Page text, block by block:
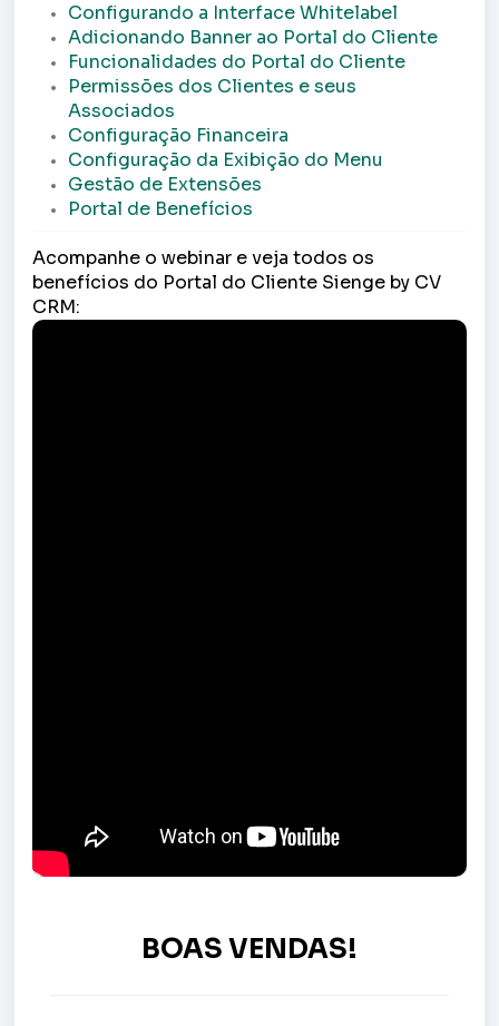
Configurando a Interface Whitelabel
Adicionando Banner ao Portal do Cliente
Funcionalidades do Portal do Cliente
Permissões dos Clientes e seus
Associados
Configuração Financeira
Configuração da Exibição do Menu
Gestão de Extensões
Portal de Benefícios
Acompanhe o webinar e veja todos os
benefícios do Portal do Cliente Sienge by CV
CRM:
BOAS VENDAS!